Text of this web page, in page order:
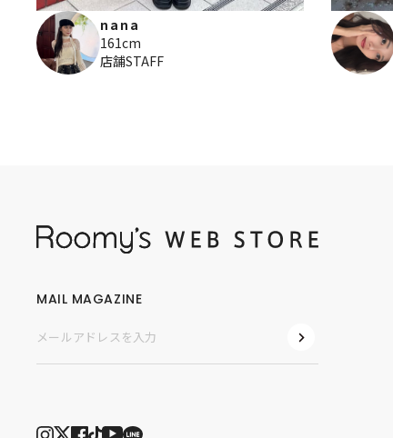
nana
161cm
店舗STAFF
MAIL MAGAZINE